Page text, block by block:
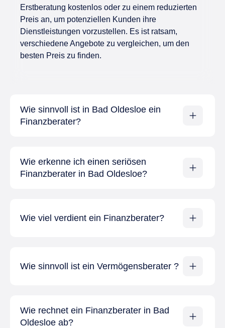
Erstberatung kostenlos oder zu einem reduzierten
Preis an, um potenziellen Kunden ihre
Dienstleistungen vorzustellen. Es ist ratsam,
verschiedene Angebote zu vergleichen, um den
besten Preis zu finden.
Wie sinnvoll ist in Bad Oldesloe ein
Finanzberater?
Wie erkenne ich einen seriösen
Finanzberater in Bad Oldesloe?
Wie viel verdient ein Finanzberater?
Wie sinnvoll ist ein Vermögensberater ?
Wie rechnet ein Finanzberater in Bad
Oldesloe ab?